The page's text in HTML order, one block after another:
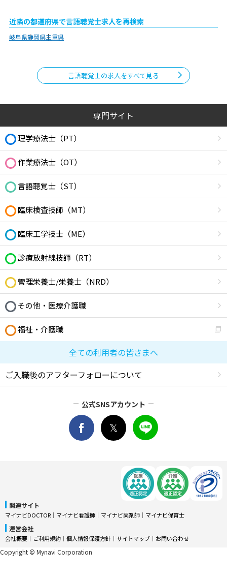
近隣の都道府県で言語聴覚士求人を再検索
岐阜県静岡県三重県
言語聴覚士の求人をすべて見る
専門サイト
理学療法士（PT）
作業療法士（OT）
言語聴覚士（ST）
臨床検査技師（MT）
臨床工学技士（ME）
診療放射線技師（RT）
管理栄養士/栄養士（NRD）
その他・医療介護職
福祉・介護職
全ての利用者の皆さまへ
ご入職後のアフターフォローについて
公式SNSアカウント
関連サイト
マイナビDOCTOR │ マイナビ看護師 │ マイナビ薬剤師 │ マイナビ保育士
運営会社
会社概要 │ ご利用規約 │ 個人情報保護方針 │ サイトマップ │ お問い合わせ
Copyright © Mynavi Corporation